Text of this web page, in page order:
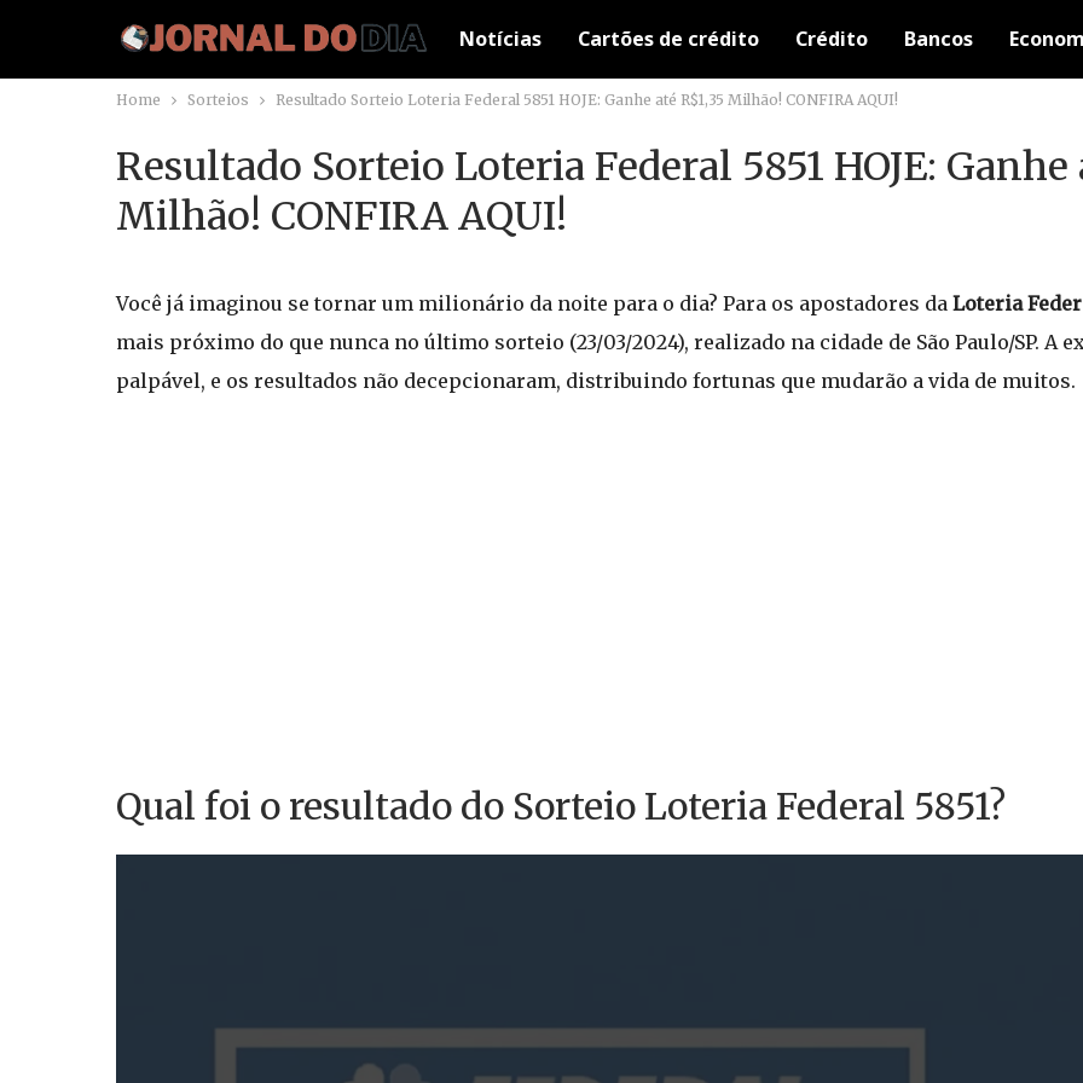
Notícias Cartões de crédito Crédito Bancos
Home Sorteios Resultado Sorteio Loteria Federal 5851 HOJE: Ganhe até R$1,35 Milhão! CONFIRA AQUI!
Resultado Sorteio Loteria Federal 5851 HOJE: Ganhe
Milhão! CONFIRA AQUI!
Você já imaginou se tornar um milionário da noite para o dia? Para os apostadores da Loteria
mais próximo do que nunca no último sorteio (23/03/2024), realizado na cidade de São Paulo/SP. A
palpável, e os resultados não decepcionaram, distribuindo fortunas que mudarão a vida de muitos.
Qual foi o resultado do Sorteio Loteria Federal 5851?